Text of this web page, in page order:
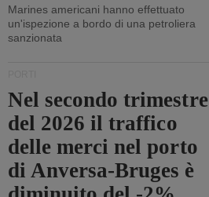
Marines americani hanno effettuato
un'ispezione a bordo di una petroliera
sanzionata
Nel secondo trimestre
del 2026 il traffico
delle merci nel porto
di Anversa-Bruges è